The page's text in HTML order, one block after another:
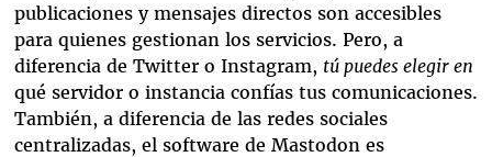
publicaciones y mensajes directos son accesibles
para quienes gestionan los servicios. Pero, a
diferencia de Twitter o Instagram, tú puedes elegir en
qué servidor o instancia confías tus comunicaciones.
También, a diferencia de las redes sociales
centralizadas, el software de Mastodon es